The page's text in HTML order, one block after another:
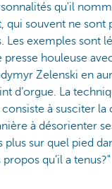
qu'il
qui souvent ne sont
Les exemples sont
houleuse
Zelenski en
d’orgue. La
consiste à susciter
à désorienter
plus sur quel pied
propos qu’il a tenus?"